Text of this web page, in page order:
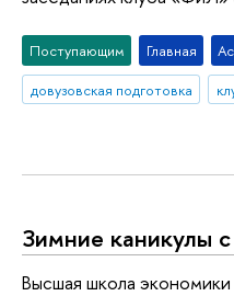
Поступающим Главная
довузовская подготовка
Зимние каникулы
Высшая школа